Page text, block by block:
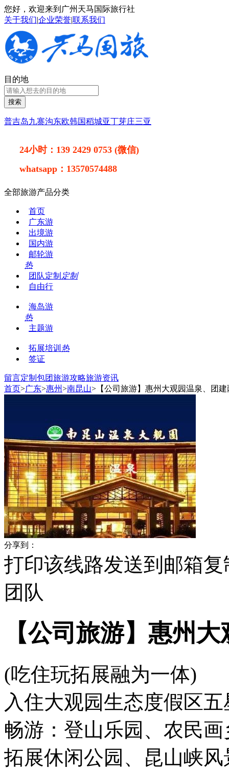
您好，欢迎来到广州天马国际旅行社
关于我们|企业荣誉|联系我们
目的地
搜索
普吉岛九寨沟东欧韩国稻城亚丁芽庄三亚
24小时： 139 2429 0753 (微信)
whatsapp： 13570574488
全部旅游产品分类
首页
广东游
出境游
国内游
邮轮游
热
团队定制 定制
自由行
海岛游
热
主题游
拓展培训 热
签证
留言定制包团旅游攻略旅游资讯
首页>广东>惠州>南昆山>【公司旅游】惠州大观园温泉、团
分享到：
打印该线路发送到邮箱复
团队
【公司旅游】惠州
(吃住玩拓展融为一体)
入住大观园生态度假区
畅游：登山乐园、农民
拓展休闲公园、昆山峡